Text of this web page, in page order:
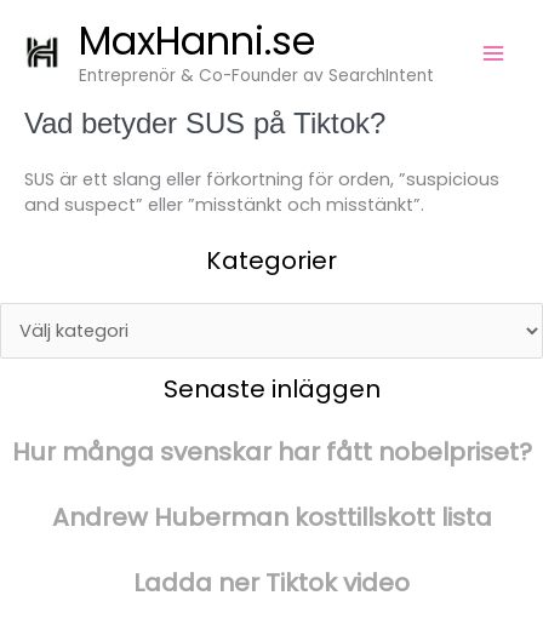
innehåll
MaxHanni.se
Entreprenör & Co-Founder av SearchIntent
Vad betyder SUS på Tiktok?
SUS är ett slang eller förkortning för orden, ”suspicious
and suspect” eller ”misstänkt och misstänkt”.
Kategorier
Senaste inläggen
Hur många svenskar har fått nobelpriset?
Andrew Huberman kosttillskott lista
Ladda ner Tiktok video